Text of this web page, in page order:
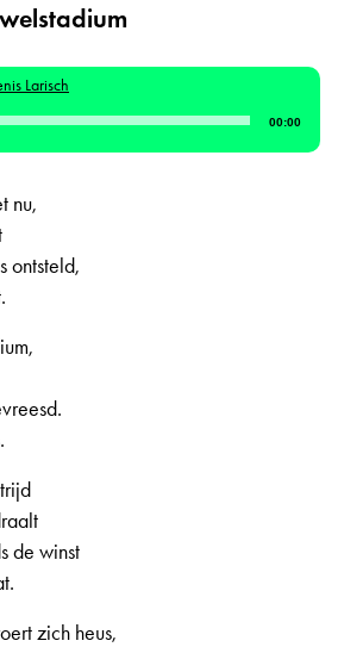
Larisch
00:00
nu,
ontsteld,
de winst
zich heus,